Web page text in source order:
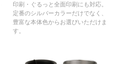
印刷・ぐるっと全面印刷にも対応。
定番のシルバーカラーだけでなく、
豊富な本体色からお選びいただけま
す。